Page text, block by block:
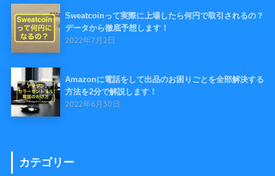
Sweatcoinって実際に上場したら何円で取引されるの？
データから徹底予想します！
2022年7月2日
Amazonに電話をして出品のお困りごとを全部解決する
方法を2分で解説します！
2022年6月30日
カテゴリー